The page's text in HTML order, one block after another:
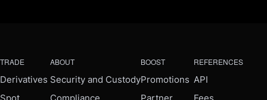
TRADE
Derivatives
ABOUT
Security and Custody
BOOST
Promotions
REFERENCES
API